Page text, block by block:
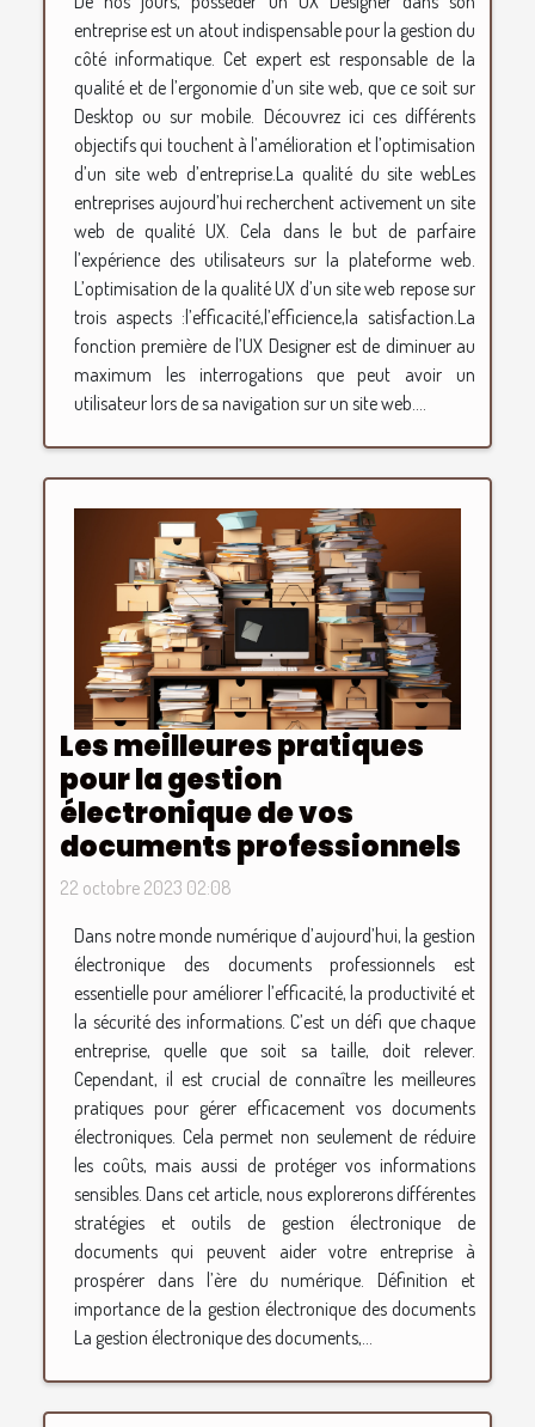
entreprise est un atout indispensable pour la gestion du
côté informatique. Cet expert est responsable de la
qualité et de l’ergonomie d’un site web, que ce soit sur
Desktop ou sur mobile. Découvrez ici ces différents
objectifs qui touchent à l’amélioration et l’optimisation
d’un site web d’entreprise.La qualité du site webLes
entreprises aujourd’hui recherchent activement un site
web de qualité UX. Cela dans le but de parfaire
l’expérience des utilisateurs sur la plateforme web.
L’optimisation de la qualité UX d’un site web repose sur
trois aspects :l’efficacité,l’efficience,la satisfaction.La
fonction première de l’UX Designer est de diminuer au
maximum les interrogations que peut avoir un
utilisateur lors de sa navigation sur un site web....
Les meilleures pratiques
pour la gestion
électronique de vos
documents professionnels
22 octobre 2023 02:08
Dans notre monde numérique d’aujourd’hui, la gestion
électronique des documents professionnels est
essentielle pour améliorer l’efficacité, la productivité et
la sécurité des informations. C’est un défi que chaque
entreprise, quelle que soit sa taille, doit relever.
Cependant, il est crucial de connaître les meilleures
pratiques pour gérer efficacement vos documents
électroniques. Cela permet non seulement de réduire
les coûts, mais aussi de protéger vos informations
sensibles. Dans cet article, nous explorerons différentes
stratégies et outils de gestion électronique de
documents qui peuvent aider votre entreprise à
prospérer dans l’ère du numérique. Définition et
importance de la gestion électronique des documents
La gestion électronique des documents,...